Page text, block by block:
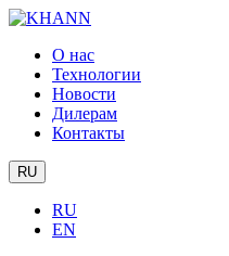
О нас
Технологии
Новости
Дилерам
Контакты
RU
RU
EN